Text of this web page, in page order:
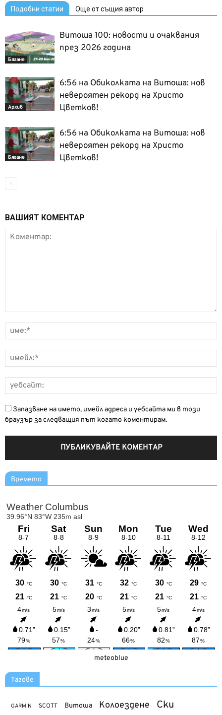
Подобни статии Още от същия автор
Бягане
Витоша 100: новости и очаквания
през 2026 година
Архив
6:56 на Обиколката на Витоша: нов
невероятен рекорд на Христо
Цветков!
Бягане
6:56 на Обиколката на Витоша: нов
невероятен рекорд на Христо
Цветков!
ВАШИЯТ КОМЕНТАР
Запазване на името, имейл адреса и уебсайта ми в този
браузър за следващия път когато коментирам.
Времето
meteoblue
Тагове
GARMIN SCOTT Витоша Колоездене Ски